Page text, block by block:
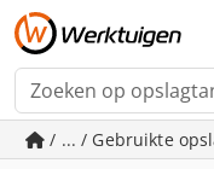
/ ... / Gebruikte